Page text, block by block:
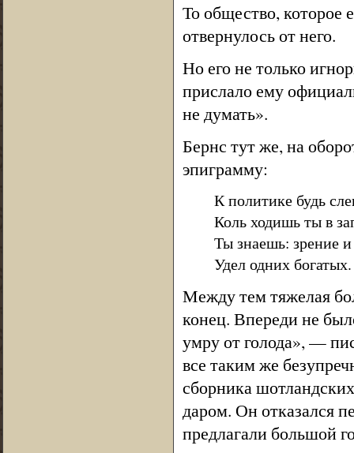
То общество, которое
отвернулось от него.
Но его не только
прислало ему
не думать».
Бернс тут же, на
эпиграмму:
К политике будь
Коль ходишь ты в
Ты знаешь: зрение
Удел одних богатых.
Между тем тяжелая
конец. Впереди не
умру от голода», —
все таким же
сборника
даром. Он отказался
предлагали большой